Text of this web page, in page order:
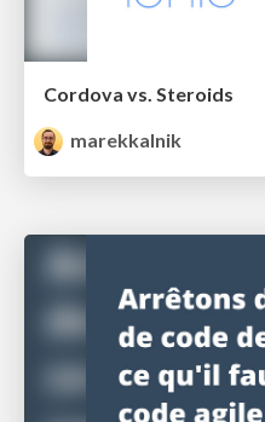
Cordova vs. Steroids
marekkalnik